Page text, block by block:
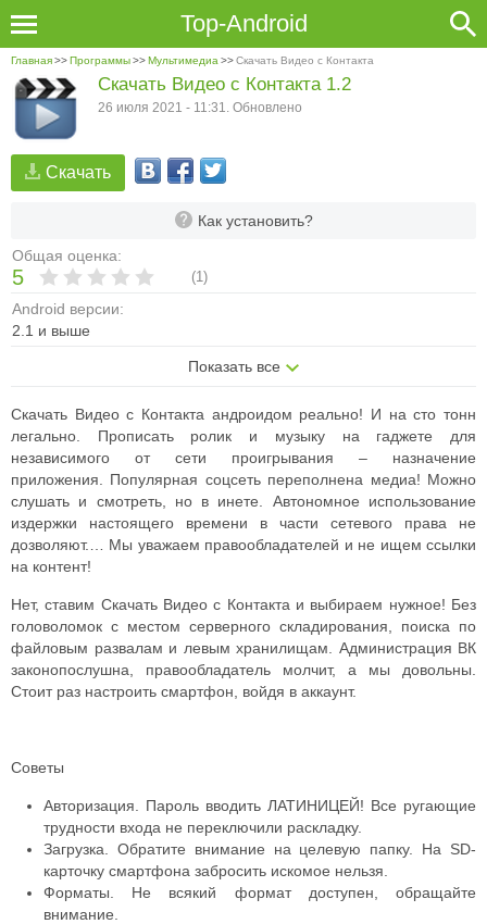
Top-Android
Главная>>Программы>>Мультимедиа >>Скачать Видео с Контакта
Скачать
Как установить?
Общая оценка:
5 (1)
Android версии:
2.1 и выше
Показать все
Скачать Видео с Контакта 1.2
26 июля 2021 - 11:31. Обновлено
Скачать Видео с Контакта андроидом реально! И на сто тонн
легально. Прописать ролик и музыку на гаджете для
независимого от сети проигрывания – назначение
приложения. Популярная соцсеть переполнена медиа! Можно
слушать и смотреть, но в инете. Автономное использование
издержки настоящего времени в части сетевого права не
дозволяют.… Мы уважаем правообладателей и не ищем ссылки
на контент!
Нет, ставим Скачать Видео с Контакта и выбираем нужное! Без
головоломок с местом серверного складирования, поиска по
файловым развалам и левым хранилищам. Администрация ВК
законопослушна, правообладатель молчит, а мы довольны.
Стоит раз настроить смартфон, войдя в аккаунт.
Советы
Авторизация. Пароль вводить ЛАТИНИЦЕЙ! Все ругающие
трудности входа не переключили раскладку.
Загрузка. Обратите внимание на целевую папку. На SD-
карточку смартфона забросить искомое нельзя.
Форматы. Не всякий формат доступен, обращайте
внимание.